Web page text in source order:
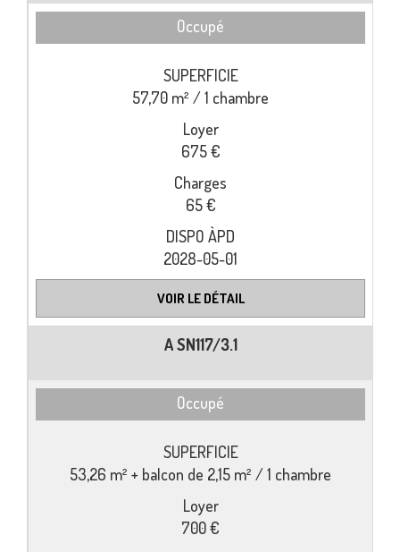
Occupé
57,70 m² / 1 chambre
675 €
65 €
2028-05-01
VOIR LE DÉTAIL
A SN117/3.1
Occupé
53,26 m² + balcon de 2,15 m² / 1 chambre
700 €